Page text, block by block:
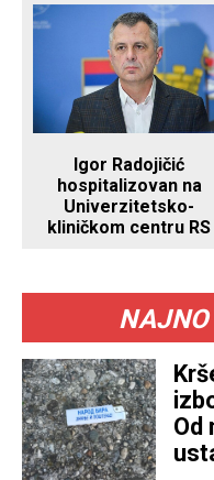
Igor Radojičić
hospitalizovan na
Univerzitetsko-
kliničkom centru RS
Od